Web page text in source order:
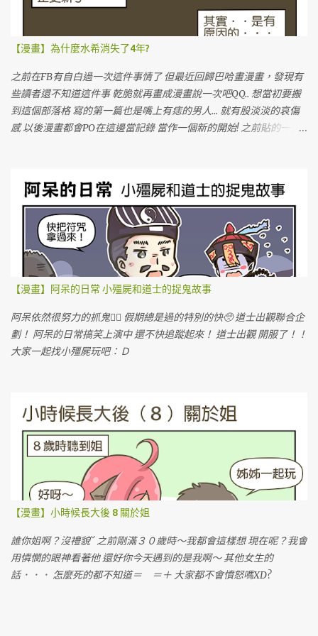
【漫畫】為什麼水希消失了4年?
之前在FB有自白過一次這件事情了 但最近回歸巴哈畫漫畫，發現有
些讀者還不知道這件事 乾脆就再畫成漫畫說一次吧QQ.. 想當初要搬
到這個部落格 寫的第一篇也是嘴上有痣的男人... 就有股淡淡的哀傷
感 以後漫畫都會PO在這邊當記錄 當作一個新的開始! 之前貼的一些
【漫畫】阿呆的日常 小殭屍和道士的捉鬼故事
阿呆依然很努力的抓鬼🙆‍♀️ 假期總是過的特別的快🥺 道士出觀聯合企
劃！ 阿呆的日常搞笑上演中 還不快追蹤起來！ 道士出觀 開服了！！
大家一起找小殭屍玩吧：Ｄ
【漫畫】小時候長大後 8 關於姐
誰你姐啊？沒禮貌ˋˊ 之前剛滿３０歲時～我都會這樣想 現在呢？我會
用憐憫的眼神看著他 還好你今天遇到的是我啊～ 其他女生的
話．．． 怎麼死的都不知道＝ ＝＋ 大家都不會憤怒嗎XD?